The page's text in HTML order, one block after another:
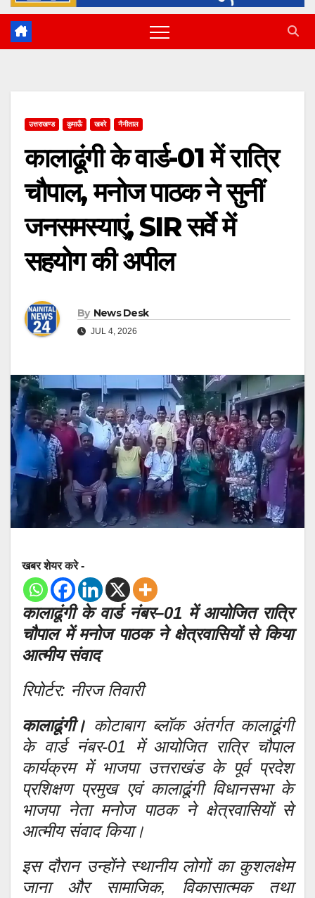
उत्तराखण्ड कुमाऊँ खबरे नैनीताल
कालाढूंगी के वार्ड-01 में रात्रि
चौपाल, मनोज पाठक ने सुनीं
जनसमस्याएं, SIR सर्वे में
सहयोग की अपील
By News Desk
JUL 4, 2026
खबर शेयर करे -
कालाढूंगी के वार्ड नंबर–01 में आयोजित रात्रि
चौपाल में मनोज पाठक ने क्षेत्रवासियों से किया
आत्मीय संवाद
रिपोर्टर: नीरज तिवारी
कालाढूंगी। कोटाबाग ब्लॉक अंतर्गत कालाढूंगी
के वार्ड नंबर-01 में आयोजित रात्रि चौपाल
कार्यक्रम में भाजपा उत्तराखंड के पूर्व प्रदेश
प्रशिक्षण प्रमुख एवं कालाढूंगी विधानसभा के
भाजपा नेता मनोज पाठक ने क्षेत्रवासियों से
आत्मीय संवाद किया।
इस दौरान उन्होंने स्थानीय लोगों का कुशलक्षेम
जाना और सामाजिक, विकासात्मक तथा